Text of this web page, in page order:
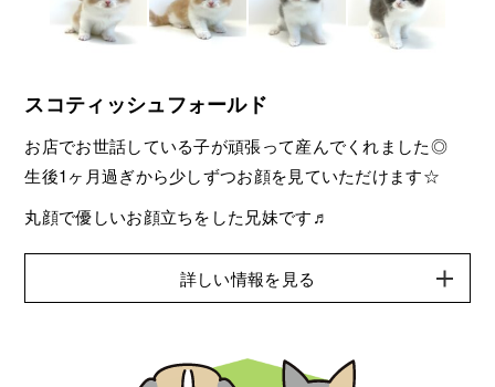
スコティッシュフォールド
お店でお世話している子が頑張って産んでくれました◎
生後1ヶ月過ぎから少しずつお顔を見ていただけます☆
丸顔で優しいお顔立ちをした兄妹です♬
詳しい情報を見る